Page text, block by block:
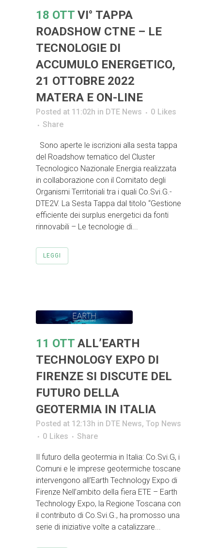
18 OTT VI° TAPPA
ROADSHOW CTNE – LE
TECNOLOGIE DI
ACCUMULO ENERGETICO,
21 OTTOBRE 2022
MATERA E ON-LINE
Posted at 11:02h in DTE News 0 Likes
Share
Sono aperte le iscrizioni alla sesta tappa
del Roadshow tematico del Cluster
Tecnologico Nazionale Energia realizzata
in collaborazione con il Comitato degli
Organismi Territoriali tra i quali Co.Svi.G.-
DTE2V. La Sesta Tappa dal titolo “Gestione
efficiente dei surplus energetici da fonti
rinnovabili – Le tecnologie di...
LEGGI
11 OTT ALL’EARTH
TECHNOLOGY EXPO DI
FIRENZE SI DISCUTE DEL
FUTURO DELLA
GEOTERMIA IN ITALIA
Posted at 12:13h in DTE News, Top News
0 Likes Share
Il futuro della geotermia in Italia: Co.Svi.G, i
Comuni e le imprese geotermiche toscane
intervengono all’Earth Technology Expo di
Firenze Nell’ambito della fiera ETE – Earth
Technology Expo, la Regione Toscana con
il contributo di Co.Svi.G., ha promosso una
serie di iniziative volte a catalizzare...